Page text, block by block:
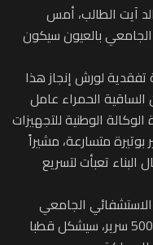
آيت الطالب، أمس
الجامعي بالعيون سيكون
تفقدية لورش إنجاز هذا
الساقية الحمراء عامل
الوطنية للتجهيزات
متسارعة، مشيراً
تعبأت لتسريع
الجامعي
بالعيون، الذي ستبلغ طاقته الاستيعابية 500 سرير، سيشكل قطبا